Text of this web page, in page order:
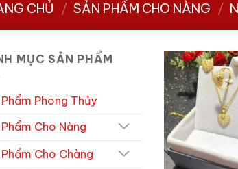
CHỦ / SẢN PHẨM CHO NÀNG /
MỤC SẢN PHẨM
Phong Thủy
Cho Nàng
Cho Chàng